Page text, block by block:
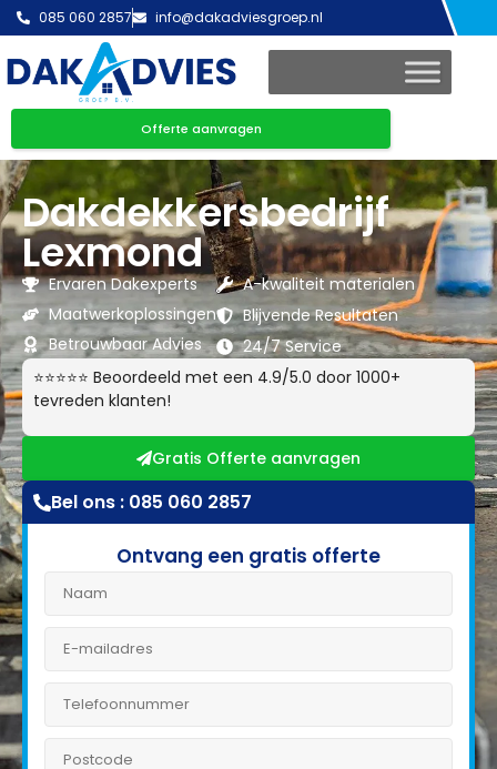
085 060 2857 info@dakadviesgroep.nl
Offerte aanvragen
Dakdekkersbedrijf
Lexmond
Ervaren Dakexperts
Maatwerkoplossingen
Betrouwbaar Advies
A-kwaliteit materialen
Blijvende Resultaten
24/7 Service
⭐⭐⭐⭐⭐ Beoordeeld met een 4.9/5.0 door 1000+
tevreden klanten!
Gratis Offerte aanvragen
Bel ons : 085 060 2857
Ontvang een gratis offerte